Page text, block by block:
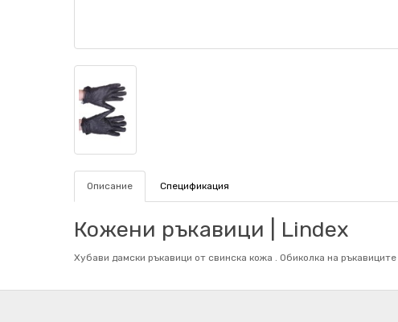
Описание Спецификация
Кожени ръкавици | Lindex
Хубави дамски ръкавици от свинска кожа . Обиколка на